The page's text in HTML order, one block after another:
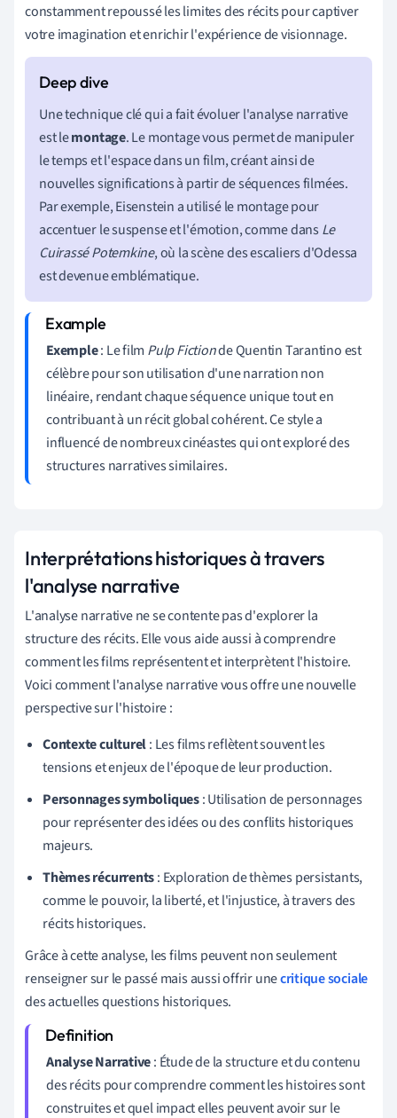
constamment repoussé les limites des récits pour captiver
votre imagination et enrichir l'expérience de visionnage.
Une technique clé qui a fait évoluer l'analyse narrative
est lemontage. Le montage vous permet de manipuler
le temps et l'espace dans un film, créant ainsi de
nouvelles significations à partir de séquences filmées.
Par exemple, Eisenstein a utilisé le montage pour
accentuer le suspense et l'émotion, comme dans Le
Cuirassé Potemkine, où la scène des escaliers d'Odessa
est devenue emblématique.
Exemple: Le film Pulp Fictionde Quentin Tarantino est
célèbre pour son utilisation d'une narration non
linéaire, rendant chaque séquence unique tout en
contribuant à un récit global cohérent. Ce style a
influencé de nombreux cinéastes qui ont exploré des
structures narratives similaires.
Interprétations historiques à travers
l'analyse narrative
L'analyse narrative ne se contente pas d'explorer la
structure des récits. Elle vous aide aussi à comprendre
comment les films représentent et interprètent l'histoire.
Voici comment l'analyse narrative vous offre une nouvelle
perspective sur l'histoire :
Contexte culturel: Les films reflètent souvent les
tensions et enjeux de l'époque de leur production.
Personnages symboliques: Utilisation de personnages
pour représenter des idées ou des conflits historiques
majeurs.
Thèmes récurrents: Exploration de thèmes persistants,
comme le pouvoir, la liberté, et l'injustice, à travers des
récits historiques.
Grâce à cette analyse, les films peuvent non seulement
renseigner sur le passé mais aussi offrir unecritique sociale
des actuelles questions historiques.
Analyse Narrative: Étude de la structure et du contenu
des récits pour comprendre comment les histoires sont
construites et quel impact elles peuvent avoir sur le